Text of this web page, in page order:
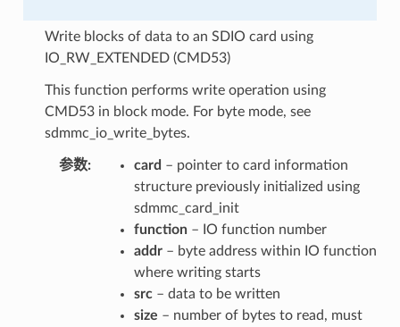
Write blocks of data to an SDIO card using
IO_RW_EXTENDED (CMD53)
This function performs write operation using
CMD53 in block mode. For byte mode, see
sdmmc_io_write_bytes.
参数 card – pointer to card information
structure previously initialized using
sdmmc_card_init
function– IO function number
addr– byte address within IO function
where writing starts
src– data to be written
size – number of bytes to read, must